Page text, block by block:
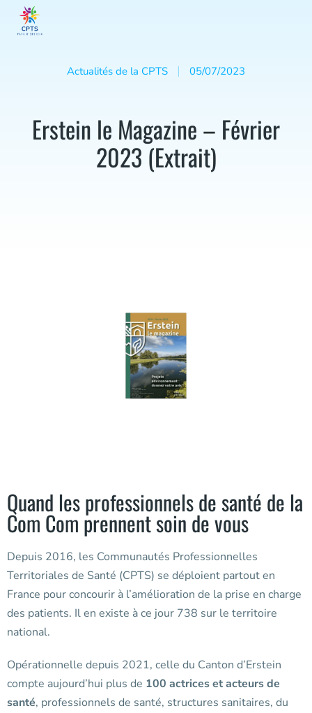
Actualités de la CPTS 05/07/2023
Erstein le Magazine – Février
2023 (Extrait)
Quand les professionnels de santé de la
Com Com prennent soin de vous
Depuis 2016, les Communautés Professionnelles
Territoriales de Santé (CPTS) se déploient partout en
France pour concourir à l’amélioration de la prise en charge
des patients. Il en existe à ce jour 738 sur le territoire
national.
Opérationnelle depuis 2021, celle du Canton d’Erstein
compte aujourd’hui plus de 100 actrices et acteurs de
santé, professionnels de santé, structures sanitaires, du